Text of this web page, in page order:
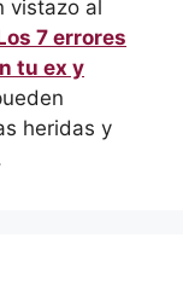
vistazo al
7 errores
tu ex y
heridas y